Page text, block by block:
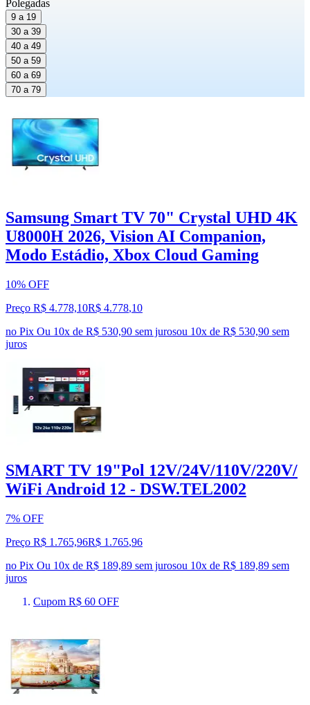
Polegadas
9 a 19
30 a 39
40 a 49
50 a 59
60 a 69
70 a 79
Samsung Smart TV 70" Crystal UHD 4K
U8000H 2026, Vision AI Companion,
Modo Estádio, Xbox Cloud Gaming
10% OFF
Preço R$ 4.778,10R$ 4.778,10
no Pix Ou 10x de R$ 530,90 sem jurosou 10x de R$ 530,90 sem
juros
SMART TV 19"Pol 12V/24V/110V/220V/
WiFi Android 12 - DSW.TEL2002
7% OFF
Preço R$ 1.765,96R$ 1.765,96
no Pix Ou 10x de R$ 189,89 sem jurosou 10x de R$ 189,89 sem
juros
Cupom R$ 60 OFF